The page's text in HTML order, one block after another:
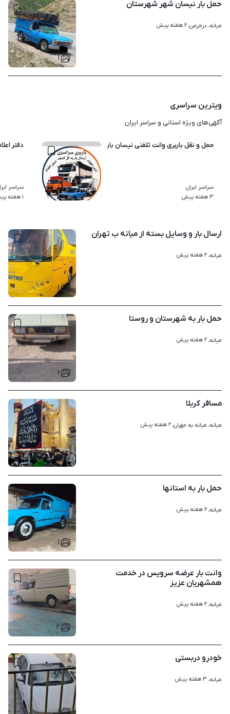
۱
حمل بار نیسان شهر شهرستان
میانه، درخرمن، ۲ هفته پیش
ویترین سراسری
آگهی‌های ویژه استانی و سراسر ایران.
۷
حمل و نقل باربری وانت تلفنی نیسان باروانت بارخاور‌قیمت پایین
سراسر ایران
۳ هفته پیش
دفتر
سراسر
۱ هفته پیش
۱
ارسال بار و وسایل بسته از میانه ب تهران
میانه، ۲ هفته پیش
۱
حمل بار به شهرستان و روستا
میانه، ۲ هفته پیش
۱
مسافر کربلا
میانه، میانه به مهران، ۲ هفته پیش
۱
حمل بار به استانها
میانه، ۲ هفته پیش
۲
وانت بار عرضه سرویس در خدمت
همشهریان عزیز
میانه، ۲ هفته پیش
۱
خودرو دربستی
میانه، ۳ هفته پیش